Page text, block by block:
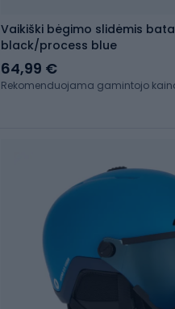
Vaikiški bėgimo slidėmis
black/process blue
64,99 €
Rekomenduojama gamintojo